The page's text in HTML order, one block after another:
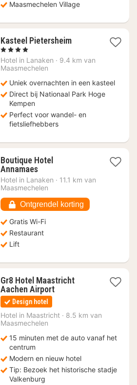
Maasmechelen Village
Kasteel Pietersheim1
vanaf
, 4 Sterren
Hotel in Lanaken · 9.4 km van
Maasmechelen
Uniek overnachten in een kasteel
Direct bij Nationaal Park Hoge
Kempen
Perfect voor wandel- en
fietsliefhebbers
Boutique Hotel
Annamaes1
nacht
vanaf
83,96
Hotel in Lanaken · 11.1 km van
Maasmechelen
Ontgrendel korting
Gratis Wi-Fi
Restaurant
Lift
Gr8 Hotel Maastricht
Aachen Airport1
€
Design hotel
Hotel in Maastricht · 8.5 km van
Maasmechelen
15 minuten met de auto vanaf het
centrum
Modern en nieuw hotel
Tip: Bezoek het historische stadje
Valkenburg